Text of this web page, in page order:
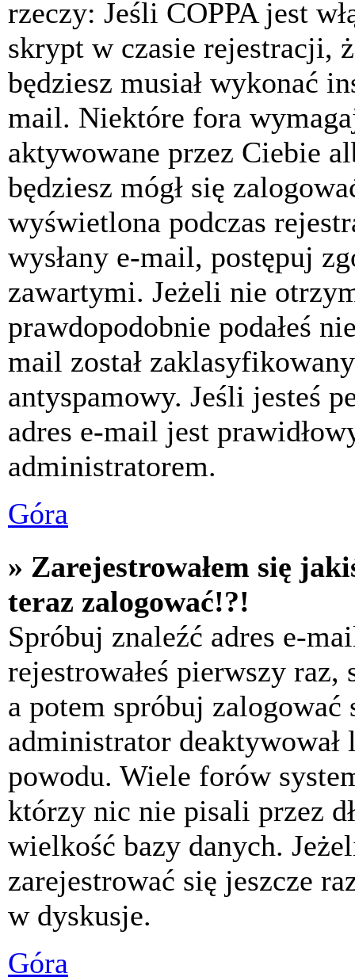
rzeczy: Jeśli COPPA jest
skrypt w czasie rejestracji,
będziesz musiał wykonać
mail. Niektóre fora
aktywowane przez Ciebie
będziesz mógł się
wyświetlona podczas
wysłany e-mail, postępuj
zawartymi. Jeżeli nie
prawdopodobnie podałeś
mail został
antyspamowy. Jeśli jesteś
adres e-mail jest
administratorem.
Góra
» Zarejestrowałem się
teraz zalogować!?!
Spróbuj znaleźć adres e-
rejestrowałeś pierwszy
a potem spróbuj
administrator deaktywował
powodu. Wiele forów
którzy nic nie pisali przez
wielkość bazy danych.
zarejestrować się jeszcze
w dyskusje.
Góra